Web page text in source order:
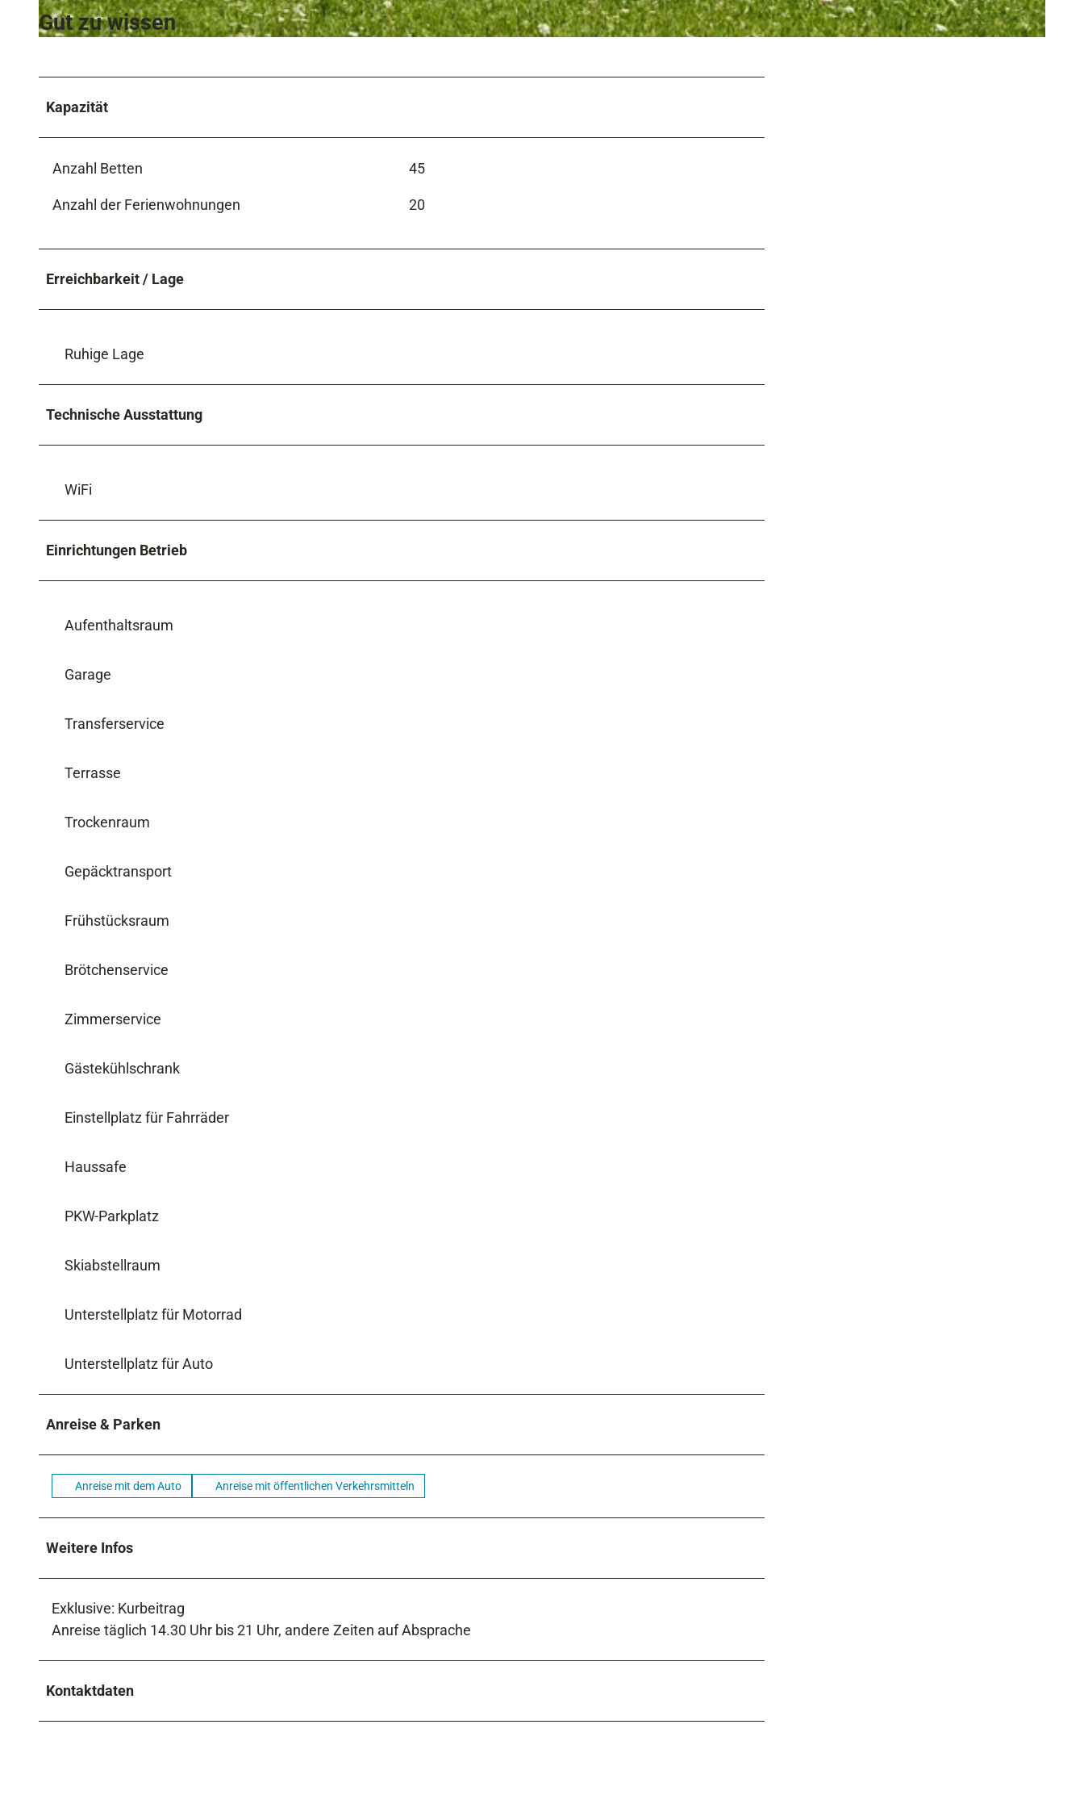
Gut zu wissen
Kapazität
Anzahl Betten 45
Anzahl der Ferienwohnungen 20
Erreichbarkeit / Lage
Ruhige Lage
Technische Ausstattung
WiFi
Einrichtungen Betrieb
Aufenthaltsraum
Garage
Transferservice
Terrasse
Trockenraum
Gepäcktransport
Frühstücksraum
Brötchenservice
Zimmerservice
Gästekühlschrank
Einstellplatz für Fahrräder
Haussafe
PKW-Parkplatz
Skiabstellraum
Unterstellplatz für Motorrad
Unterstellplatz für Auto
Anreise & Parken
Anreise mit dem Auto Anreise mit öffentlichen Verkehrsmitteln
Weitere Infos
Exklusive: Kurbeitrag
Anreise täglich 14.30 Uhr bis 21 Uhr, andere Zeiten auf Absprache
Kontaktdaten